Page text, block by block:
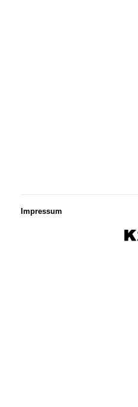
Impressum